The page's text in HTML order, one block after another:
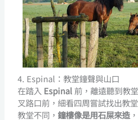
4. Espinal：教堂鐘聲與山口
在踏入 Espinal 前，離遠聽到教
叉路口前，細看四周嘗試找出教
教堂不同，鐘樓像是用石屎來造